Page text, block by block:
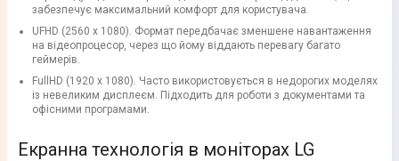
забезпечує максимальний комфорт для користувача.
UFHD (2560 х 1080). Формат передбачає зменшене навантаження
на відеопроцесор, через що йому віддають перевагу багато
геймерів.
FullHD (1920 х 1080). Часто використовується в недорогих моделях
із невеликим дисплеєм. Підходить для роботи з документами та
офісними програмами.
Екранна технологія в моніторах LG